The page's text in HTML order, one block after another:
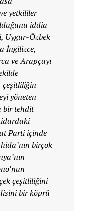
yetkililer
iddia
Uygur-Özbek
İngilizce,
ve Arapçayı
çeşitliliğin
yöneten
bir tehdit
Parti içinde
birçok
çeşitliliğini
bir köprü